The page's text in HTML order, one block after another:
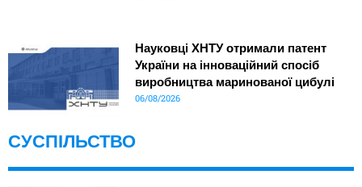
Науковці ХНТУ отримали патент
України на інноваційний спосіб
виробництва маринованої цибулі
06/08/2026
СУСПІЛЬСТВО